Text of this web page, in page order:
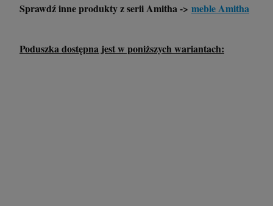
Sprawdź inne produkty z serii Amitha -> meble Amitha
Poduszka dostępna jest w poniższych wariantach: